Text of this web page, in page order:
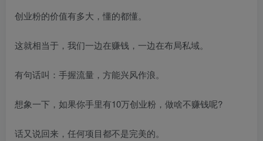
创业粉的价值有多大，懂的都懂。
这就相当于，我们一边在赚钱，一边在布局私域。
有句话叫：手握流量，方能兴风作浪。
想象一下，如果你手里有10万创业粉，做啥不赚钱呢?
话又说回来，任何项目都不是完美的。